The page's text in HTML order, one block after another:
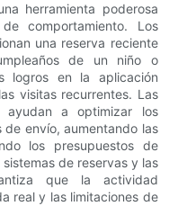
herramienta poderosa
comportamiento. Los
una reserva reciente
de un niño o
logros en la aplicación
visitas recurrentes. Las
ayudan a optimizar los
de envío, aumentando las
los presupuestos de
de reservas y las
que la actividad
real y las limitaciones de